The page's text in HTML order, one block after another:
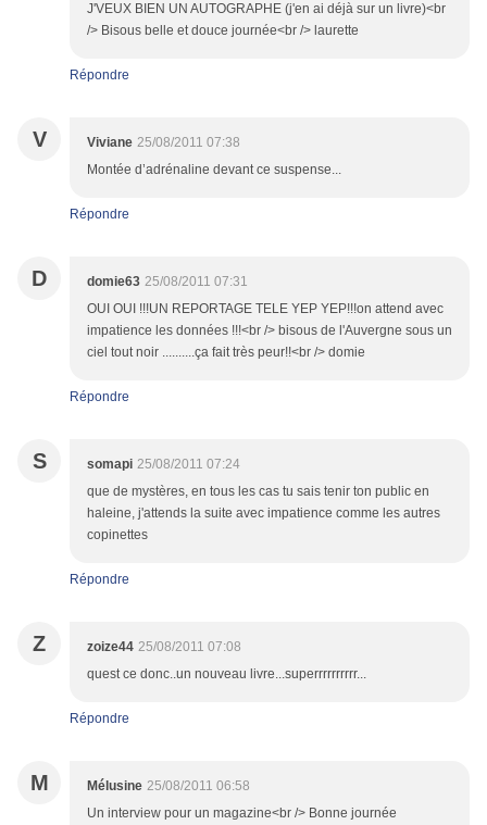
J'VEUX BIEN UN AUTOGRAPHE (j'en ai déjà sur un livre)<br
/> Bisous belle et douce journée<br /> laurette
Répondre
V Viviane 25/08/2011 07:38
Montée d’adrénaline devant ce suspense...
Répondre
D domie63 25/08/2011 07:31
OUI OUI !!!UN REPORTAGE TELE YEP YEP!!!on attend avec
impatience les données !!!<br /> bisous de l'Auvergne sous un
ciel tout noir ..........ça fait très peur!!<br /> domie
Répondre
S somapi 25/08/2011 07:24
que de mystères, en tous les cas tu sais tenir ton public en
haleine, j'attends la suite avec impatience comme les autres
copinettes
Répondre
Z zoize44 25/08/2011 07:08
quest ce donc..un nouveau livre...superrrrrrrrrr...
Répondre
M Mélusine 25/08/2011 06:58
Un interview pour un magazine<br /> Bonne journée